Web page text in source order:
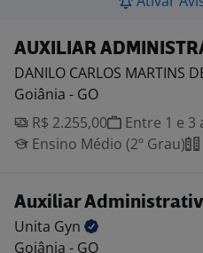
AUXILIAR
DANILO CARLOS MARTINS
Goiânia - GO
R$ 2.255,00
Entre 1 e 3
Ensino Médio (2º Grau)
Auxiliar
Unita Gyn
Goiânia - GO